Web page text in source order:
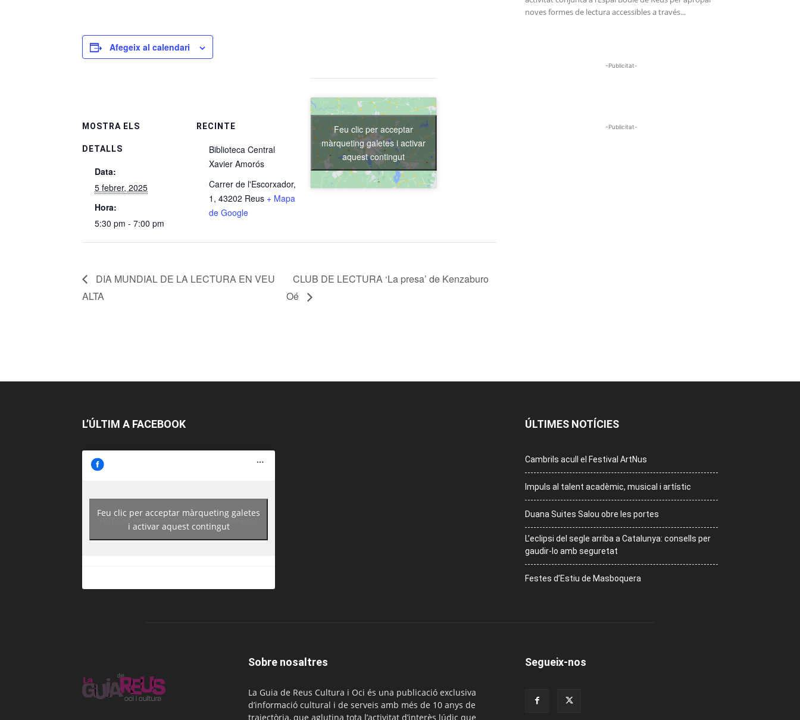
Afegeix al calendari
MOSTRA ELS
DETALLS
Data:
5 febrer, 2025
Hora:
5:30 pm - 7:00 pm
RECINTE
Biblioteca Central
Xavier Amorós
Carrer de l'Escorxador,
1, 43202 Reus + Mapa
de Google
Feu clic per acceptar
màrqueting galetes i activar
aquest contingut
DIA MUNDIAL DE LA LECTURA EN VEU
ALTA
CLUB DE LECTURA ‘La presa’ de Kenzaburo
Oé
noves formes de lectura accessibles a través...
-Publicitat-
-Publicitat-
L’ÚLTIM A FACEBOOK
https://www.facebook.com/guiadereus/
Feu clic per acceptar màrqueting galetes
i activar aquest contingut
ÚLTIMES NOTÍCIES
Cambrils acull el Festival ArtNus
Impuls al talent acadèmic, musical i artístic
Duana Suites Salou obre les portes
L’eclipsi del segle arriba a Catalunya: consells per
gaudir-lo amb seguretat
Festes d’Estiu de Masboquera
Sobre nosaltres
La Guia de Reus Cultura i Oci és una publicació exclusiva
d’informació cultural i de serveis amb més de 10 anys de
trajectòria, que aglutina tota l’activitat d’interès lúdic que
Segueix-nos